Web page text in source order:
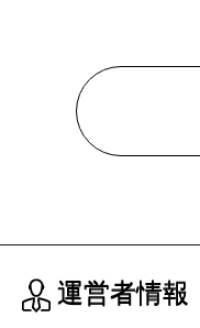
運営者情報